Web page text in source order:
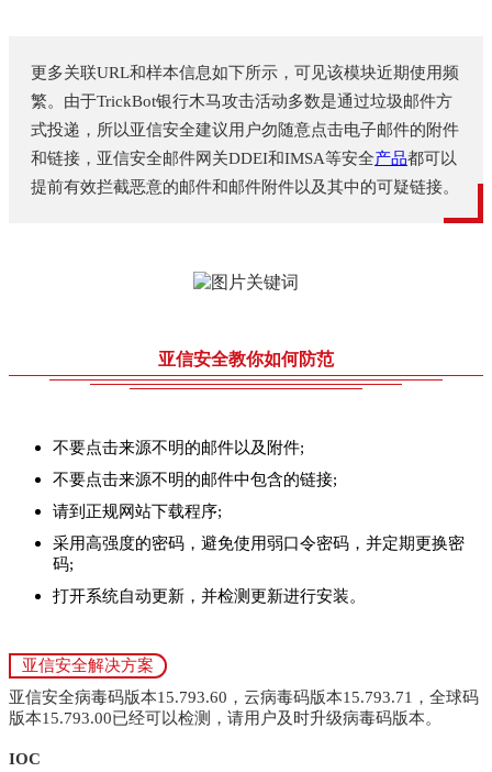
更多关联URL和样本信息如下所示，可见该模块近期使用频
繁。由于TrickBot银行木马攻击活动多数是通过垃圾邮件方
式投递，所以亚信安全建议用户勿随意点击电子邮件的附件
和链接，亚信安全邮件网关DDEI和IMSA等安全产品都可以
提前有效拦截恶意的邮件和邮件附件以及其中的可疑链接。
亚信安全教你如何防范
不要点击来源不明的邮件以及附件;
不要点击来源不明的邮件中包含的链接;
请到正规网站下载程序;
采用高强度的密码，避免使用弱口令密码，并定期更换密
码;
打开系统自动更新，并检测更新进行安装。
亚信安全解决方案
亚信安全病毒码版本15.793.60，云病毒码版本15.793.71，全球码
版本15.793.00已经可以检测，请用户及时升级病毒码版本。
IOC